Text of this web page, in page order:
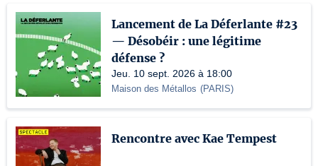
Lancement de La Déferlante #23
— Désobéir : une légitime
défense ?
Jeu. 10 sept. 2026 à 18:00
Maison des Métallos (PARIS)
Rencontre avec Kae Tempest